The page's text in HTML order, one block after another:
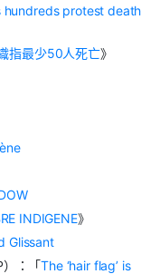
hundreds protest death
指最少50人死亡》
INDIGENE》
Glissant
：「The ‘hair flag’ is